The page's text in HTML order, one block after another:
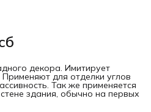
декора. Имитирует
для отделки углов
Так же применяется
здания, обычно на первых